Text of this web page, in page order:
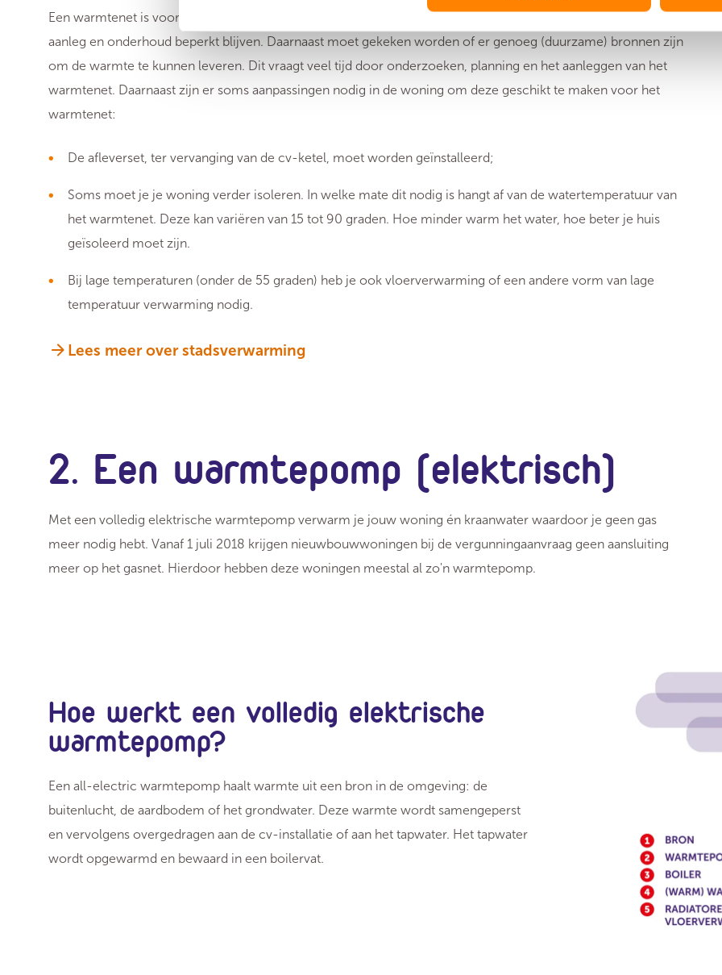
Een warmtenet is vooral geschikt voor wijken en gebieden met dichte bebouwing, zodat de kosten voor
aanleg en onderhoud beperkt blijven. Daarnaast moet gekeken worden of er genoeg (duurzame) bronnen zijn
om de warmte te kunnen leveren. Dit vraagt veel tijd door onderzoeken, planning en het aanleggen van het
warmtenet. Daarnaast zijn er soms aanpassingen nodig in de woning om deze geschikt te maken voor het
warmtenet:
De afleverset, ter vervanging van de cv-ketel, moet worden geïnstalleerd;
Soms moet je je woning verder isoleren. In welke mate dit nodig is hangt af van de watertemperatuur van
het warmtenet. Deze kan variëren van 15 tot 90 graden. Hoe minder warm het water, hoe beter je huis
geïsoleerd moet zijn.
Bij lage temperaturen (onder de 55 graden) heb je ook vloerverwarming of een andere vorm van lage
temperatuur verwarming nodig.
Lees meer over stadsverwarming
2. Een warmtepomp (elektrisch)
Met een volledig elektrische warmtepomp verwarm je jouw woning én kraanwater waardoor je geen gas
meer nodig hebt. Vanaf 1 juli 2018 krijgen nieuwbouwwoningen bij de vergunningaanvraag geen aansluiting
meer op het gasnet. Hierdoor hebben deze woningen meestal al zo'n warmtepomp.
Hoe werkt een volledig elektrische
warmtepomp?
Een all-electric warmtepomp haalt warmte uit een bron in de omgeving: de
buitenlucht, de aardbodem of het grondwater. Deze warmte wordt samengeperst
en vervolgens overgedragen aan de cv-installatie of aan het tapwater. Het tapwater
wordt opgewarmd en bewaard in een boilervat.